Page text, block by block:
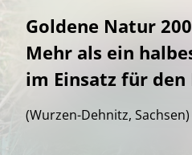
Goldene Natur
Mehr als ein
im Einsatz für
(Wurzen-Dehnitz, Sachsen)